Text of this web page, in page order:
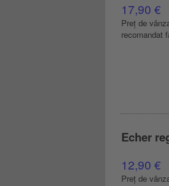
17,90 €
Preț de
recomandat
Echer
12,90 €
Preț de